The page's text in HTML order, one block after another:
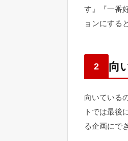
す』『一番
ョンにする
2 向
向いている
トでは最後
る企画にで